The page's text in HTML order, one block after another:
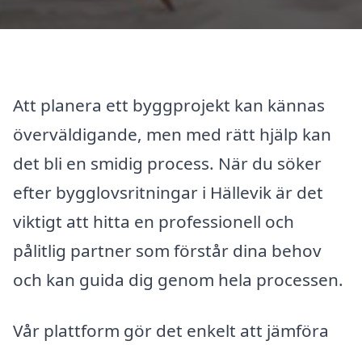
Att planera ett byggprojekt kan kännas
överväldigande, men med rätt hjälp kan
det bli en smidig process. När du söker
efter bygglovsritningar i Hällevik är det
viktigt att hitta en professionell och
pålitlig partner som förstår dina behov
och kan guida dig genom hela processen.
Vår plattform gör det enkelt att jämföra